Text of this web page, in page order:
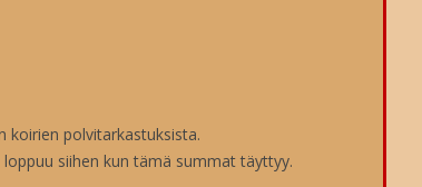
koirien polvitarkastuksista.
siihen kun tämä summat täyttyy.